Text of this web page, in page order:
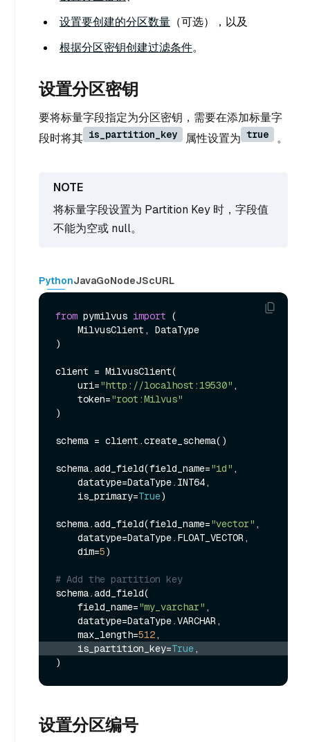
设置要创建的分区数量 （可选），以及
根据分区密钥创建过滤条件。
设置分区密钥
要将标量字段指定为分区密钥，需要在添加标量字
段时将其 is_partition_key 属性设置为 true 。
将标量字段设置为 Partition Key 时，字段值
不能为空或 null。
PythonJavaGoNodeJScURL
from pymilvus import (
)
client = MilvusClient(
    uri=
"http://localhost:19530" ,
    token=
"root:Milvus"
)
schema = client.create_schema()
schema.add_field(field_name="id" ,
    is_primary=
True)
schema.add_field(field_name="vector" ,
    dim=
5)
# Add the partition key
schema.add_field(
    field_name=
"my_varchar" ,
    max_length=
512
    is_partition_key=
True ,
设置分区编号